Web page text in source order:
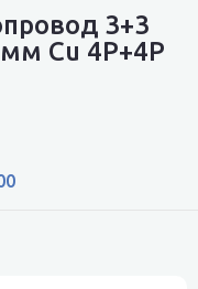
3+3
Cu 4P+4P